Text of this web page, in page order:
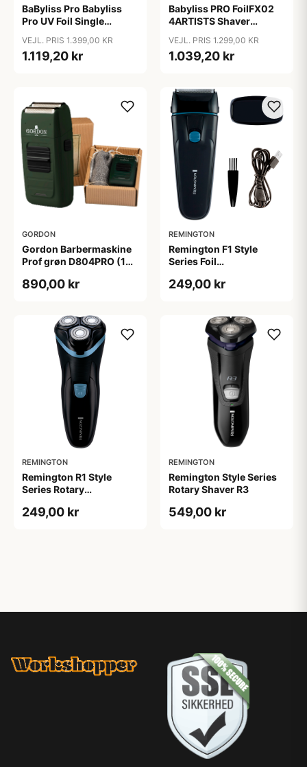
BaByliss Pro Babyliss
Pro UV Foil Single
VEJL. PRIS 1.399,00 KR
1.119,20 kr
Babyliss PRO FoilFX02
4ARTISTS Shaver
VEJL. PRIS 1.299,00 KR
1.039,20 kr
GORDON
Gordon Barbermaskine
Prof grøn D804PRO (1
890,00 kr
REMINGTON
Remington F1 Style
Series Foil
249,00 kr
REMINGTON
Remington R1 Style
Series Rotary
249,00 kr
REMINGTON
Remington Style Series
Rotary Shaver R3
549,00 kr